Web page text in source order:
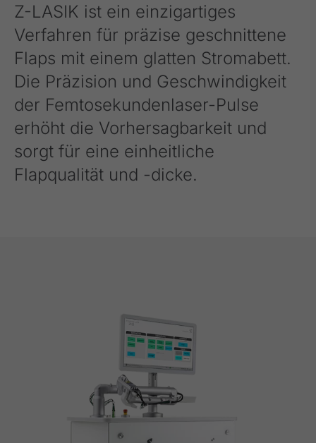
Z-LASIK ist ein einzigartiges
Verfahren für präzise geschnittene
Flaps mit einem glatten Stromabett.
Die Präzision und Geschwindigkeit
der Femtosekundenlaser-Pulse
erhöht die Vorhersagbarkeit und
sorgt für eine einheitliche
Flapqualität und -dicke.